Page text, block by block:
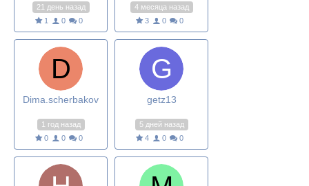
21 день назад
1
0 0
4 месяца назад
3
0 0
Dima.scherbakov
1 год назад
0
0 0
getz13
5 дней назад
4
0 0